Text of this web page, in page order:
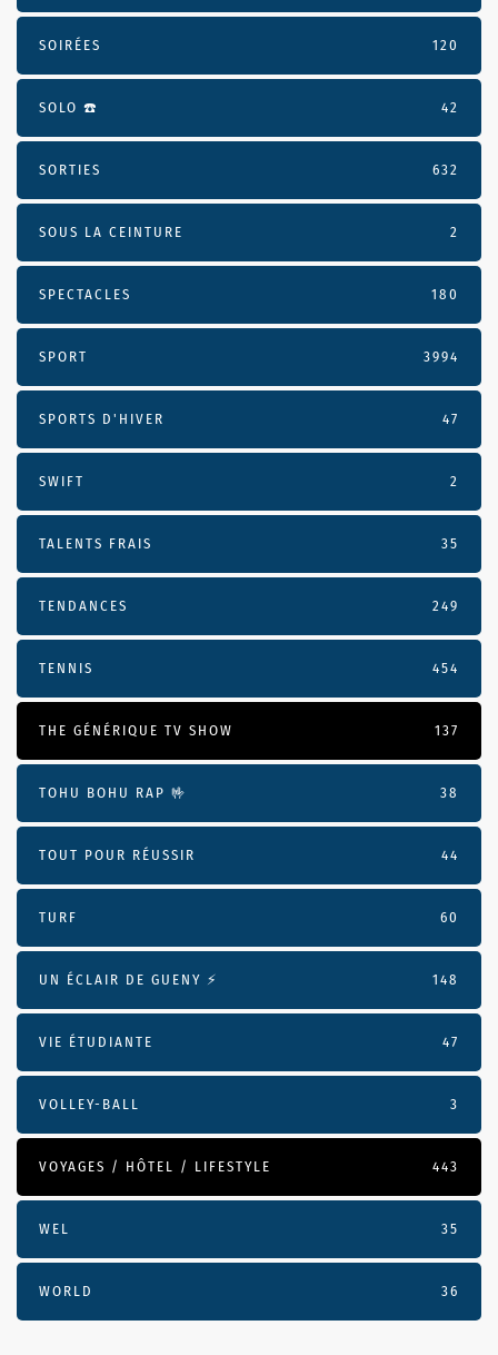
SOIRÉES 120
SOLO ☎️ 42
SORTIES 632
SOUS LA CEINTURE 2
SPECTACLES 180
SPORT 3994
SPORTS D'HIVER 47
SWIFT 2
TALENTS FRAIS 35
TENDANCES 249
TENNIS 454
THE GÉNÉRIQUE TV SHOW 137
TOHU BOHU RAP 🤟 38
TOUT POUR RÉUSSIR 44
TURF 60
UN ÉCLAIR DE GUENY ⚡️ 148
VIE ÉTUDIANTE 47
VOLLEY-BALL 3
VOYAGES / HÔTEL / LIFESTYLE 443
WEL 35
WORLD 36